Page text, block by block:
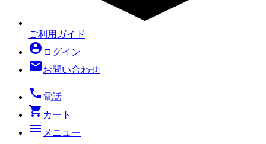
ご利用ガイド
account_circle ログイン
mailお問い合わせ
local_phone 電話
shopping_cart カート
menu メニュー